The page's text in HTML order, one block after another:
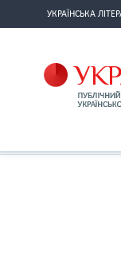
УКРАЇНСЬКА